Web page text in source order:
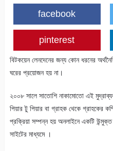
facebook
pinterest
বিটকয়েন লেনদেনের জন্য কোন ধরনের
ঘরের প্রয়োজন হয় না।
২০০৮ সালে সাতোশি নাকামোতো এই
পিয়ার টু পিয়ার বা গ্রাহক থেকে গ্রাহকের
প্রক্রিয়া সম্পন্ন হয় অনলাইনে একটি
সাইটের মাধ্যমে ।